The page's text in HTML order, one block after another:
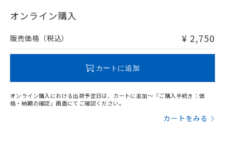
在庫等で未対応品が混在する可能性があります。
問い合わせください。
オンライン購入
販売価格（税込） ¥ 2,750
カートに追加
オンライン購入における出荷予定日は、カートに追加～「ご購入手続き：価
格・納期の確認」画面にてご確認ください。
カートをみる